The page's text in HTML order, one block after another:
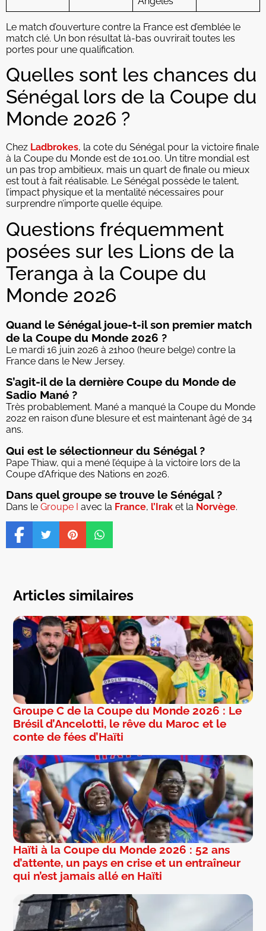
Le match d’ouverture contre la France est d’emblée le
match clé. Un bon résultat là-bas ouvrirait toutes les
portes pour une qualification.
Quelles sont les chances du
Sénégal lors de la Coupe du
Monde 2026 ?
Chez Ladbrokes, la cote du Sénégal pour la victoire finale
à la Coupe du Monde est de 101.00. Un titre mondial est
un pas trop ambitieux, mais un quart de finale ou mieux
est tout à fait réalisable. Le Sénégal possède le talent,
l’impact physique et la mentalité nécessaires pour
surprendre n’importe quelle équipe.
Questions fréquemment
posées sur les Lions de la
Teranga à la Coupe du
Monde 2026
Quand le Sénégal joue-t-il son premier match
de la Coupe du Monde 2026 ?
Le mardi 16 juin 2026 à 21h00 (heure belge) contre la
France dans le New Jersey.
S’agit-il de la dernière Coupe du Monde de
Sadio Mané ?
Très probablement. Mané a manqué la Coupe du Monde
2022 en raison d’une blesure et est maintenant âgé de 34
ans.
Qui est le sélectionneur du Sénégal ?
Pape Thiaw, qui a mené l’équipe à la victoire lors de la
Coupe d’Afrique des Nations en 2026.
Dans quel groupe se trouve le Sénégal ?
Dans le Groupe I avec la France, l’Irak et la Norvège.
Articles similaires
Groupe C de la Coupe du Monde 2026 : Le
Brésil d’Ancelotti, le rêve du Maroc et le
conte de fées d’Haïti
Haïti à la Coupe du Monde 2026 : 52 ans
d’attente, un pays en crise et un entraîneur
qui n’est jamais allé en Haïti